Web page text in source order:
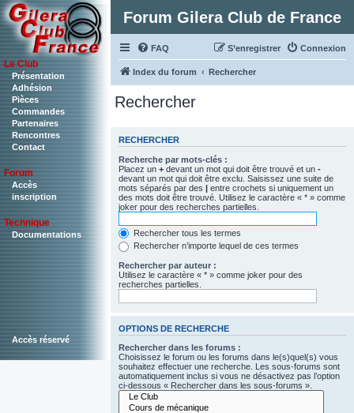
Le Club
Présentation
Adhésion
Pièces
Commandes
Partenaires
Rencontres
Contact
Forum
Accès
inscription
Technique
Documentations
Accès réservé
Forum Gilera Club de France
FAQ Connexion
S’enregistrer
Index du forum Rechercher
Rechercher
RECHERCHER
Recherche par mots-clés :
Placez un + devant un mot qui doit être trouvé et un -
devant un mot qui doit être exclu. Saisissez une suite de
mots séparés par des | entre crochets si uniquement un
des mots doit être trouvé. Utilisez le caractère « * » comme
joker pour des recherches partielles.
Rechercher tous les termes
Rechercher n’importe lequel de ces termes
Rechercher par auteur :
Utilisez le caractère « * » comme joker pour des
recherches partielles.
OPTIONS DE RECHERCHE
Rechercher dans les forums :
Choisissez le forum ou les forums dans le(s)quel(s) vous
souhaitez effectuer une recherche. Les sous-forums sont
automatiquement inclus si vous ne désactivez pas l’option
ci-dessous « Rechercher dans les sous-forums ».